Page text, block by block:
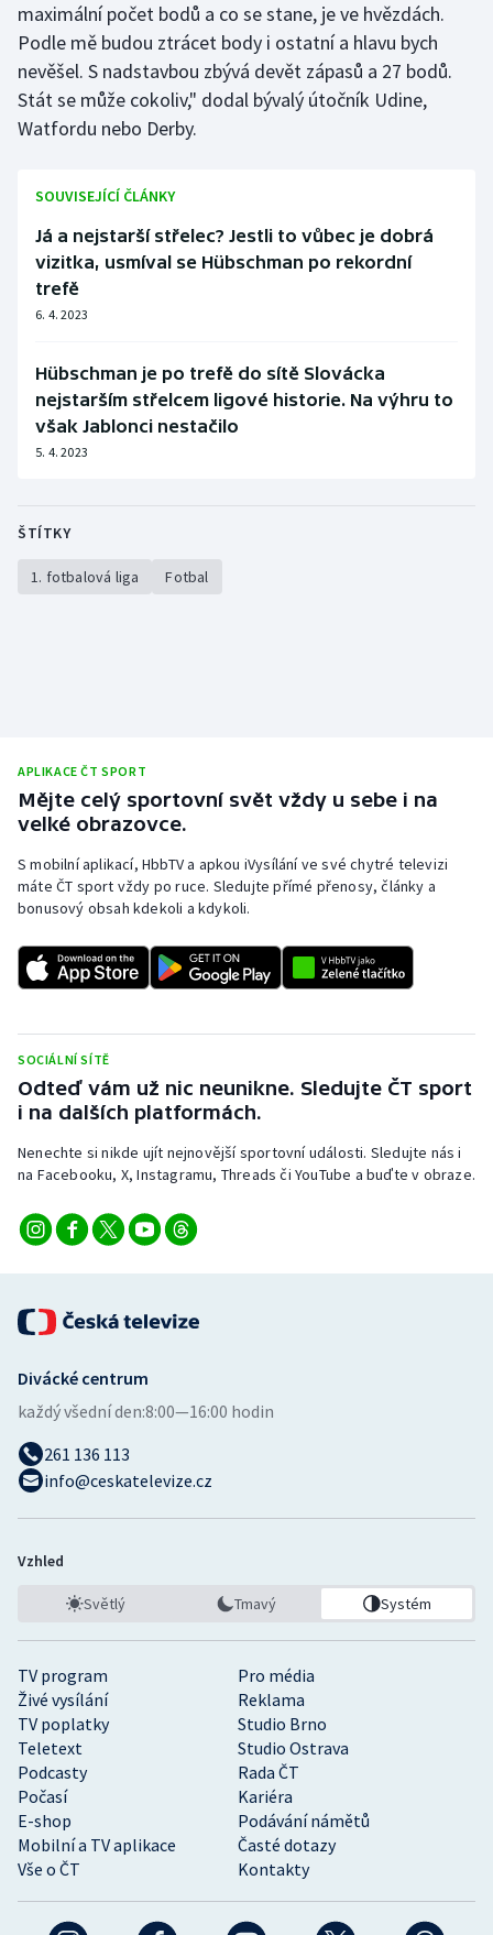
Triatlon
Veslování
Vodní slalom
Volejbal
Ostatní
maximální počet bodů a co se stane, je ve hvězdách.
Podle mě budou ztrácet body i ostatní a hlavu bych
nevěšel. S nadstavbou zbývá devět zápasů a 27 bodů.
Stát se může cokoliv," dodal bývalý útočník Udine,
Watfordu nebo Derby.
SOUVISEJÍCÍ ČLÁNKY
Já a nejstarší střelec? Jestli to vůbec je dobrá
vizitka, usmíval se Hübschman po rekordní
trefě
6. 4. 2023
Hübschman je po trefě do sítě Slovácka
nejstarším střelcem ligové historie. Na výhru to
však Jablonci nestačilo
5. 4. 2023
ŠTÍTKY
1. fotbalová liga Fotbal
APLIKACE ČT SPORT
Mějte celý sportovní svět vždy u sebe i na
velké obrazovce.
S mobilní aplikací, HbbTV a apkou iVysílání ve své chytré televizi
máte ČT sport vždy po ruce. Sledujte přímé přenosy, články a
bonusový obsah kdekoli a kdykoli.
SOCIÁLNÍ SÍTĚ
Odteď vám už nic neunikne. Sledujte ČT sport
i na dalších platformách.
Nenechte si nikde ujít nejnovější sportovní události. Sledujte nás i
na Facebooku, X, Instagramu, Threads či YouTube a buďte v obraze.
TV program
Pro média
Živé vysílání
Reklama
TV poplatky
Studio Brno
Teletext
Studio Ostrava
Podcasty
Rada ČT
Počasí
Kariéra
E-shop
Podávání námětů
Mobilní a TV aplikace
Časté dotazy
Vše o ČT
Kontakty
Divácké centrum
každý všední den:8:00—16:00 hodin
261 136 113
info@ceskatelevize.cz
Vzhled
Světlý Tmavý Systém